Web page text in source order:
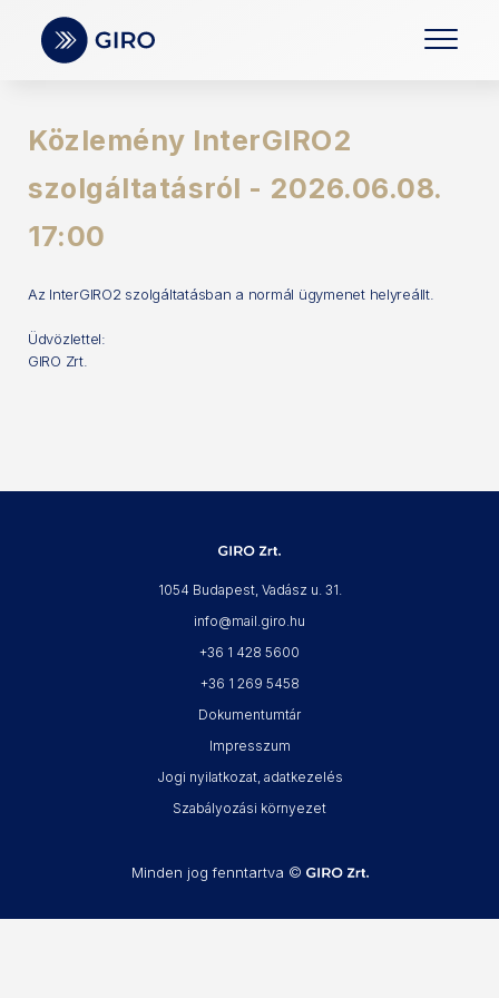
Közlemény InterGIRO2
szolgáltatásról - 2026.06.08.
17:00
Az InterGIRO2 szolgáltatásban a normál ügymenet helyreállt.
Üdvözlettel:
GIRO Zrt.
1054 Budapest, Vadász u. 31.
info@mail.giro.hu
+36 1 428 5600
+36 1 269 5458
Dokumentumtár
Impresszum
Jogi nyilatkozat, adatkezelés
Szabályozási környezet
Minden jog fenntartva ©